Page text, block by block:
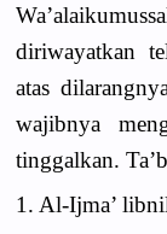
diriwayatkan
atas
wajibnya
tinggalkan.
1. Al-Ijma’